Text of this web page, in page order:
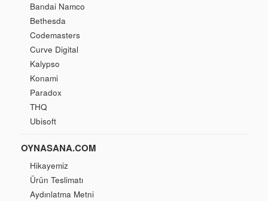
Bandai Namco
Bethesda
Codemasters
Curve Digital
Kalypso
Konami
Paradox
THQ
Ubisoft
OYNASANA.COM
Hikayemiz
Ürün Teslimatı
Aydınlatma Metni